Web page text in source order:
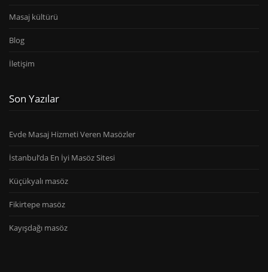
Masaj kültürü
Blog
İletişim
Son Yazılar
Evde Masaj Hizmeti Veren Masözler
İstanbul’da En İyi Masöz Sitesi
Küçükyalı masöz
Fikirtepe masöz
Kayışdağı masöz